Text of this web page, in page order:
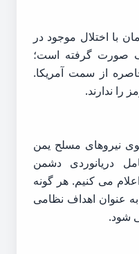
با اختلال موجود در
صورت گرفته است؛
از سمت آمریکا.
را ندارند.
نیروهای مسلح یمن
دریانوردی دشمن
می کنیم. هر گونه
عنوان اهداف نظامی
شود.